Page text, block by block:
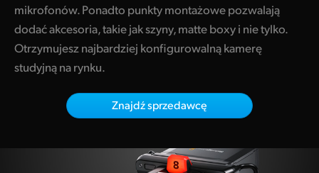
Netherlands
Norway
mikrofonów. Ponadto punkty montażowe pozwalają
dodać akcesoria, takie jak szyny, matte boxy i nie tylko.
Otrzymujesz najbardziej konfigurowalną kamerę
studyjną na rynku.
Znajdź sprzedawcę